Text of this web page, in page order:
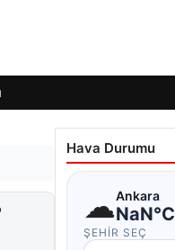
Hava Durumu
☁Ankara
NaN°C
ŞEHIR SEÇ